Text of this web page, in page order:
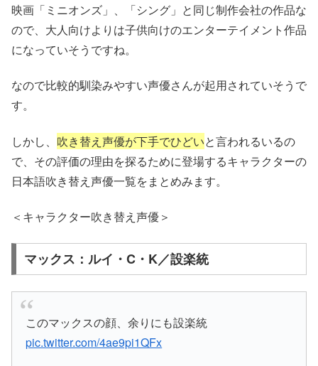
映画 「ミニオンズ」、「シング」 と同じ制作会社の作品な
ので、 大人向けよりは子供向けのエンターテイメント作品
になっていそうですね。
なので比較的馴染みやすい声優さんが起用されていそうで
す。
しかし、 吹き替え声優が下手でひどいと言われるいるの
で、その評価の理由を探るために登場するキャラクターの
日本語吹き替え声優一覧をまとめみます。
＜キャラクター吹き替え声優＞
マックス：ルイ・C・K／設楽統
このマックスの顔、余りにも設楽統
pic.twitter.com/4ae9pi1QFx